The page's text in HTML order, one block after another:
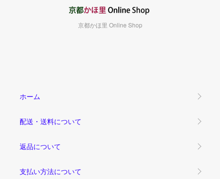
京都かほ里 Online Shop
ホーム
配送・送料について
返品について
支払い方法について